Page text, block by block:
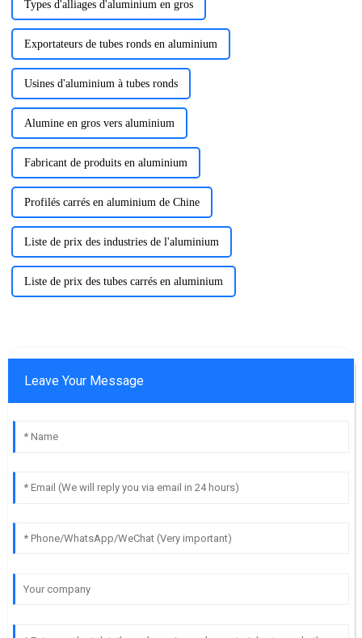
Types d'alliages d'aluminium en gros
Exportateurs de tubes ronds en aluminium
Usines d'aluminium à tubes ronds
Alumine en gros vers aluminium
Fabricant de produits en aluminium
Profilés carrés en aluminium de Chine
Liste de prix des industries de l'aluminium
Liste de prix des tubes carrés en aluminium
Leave Your Message